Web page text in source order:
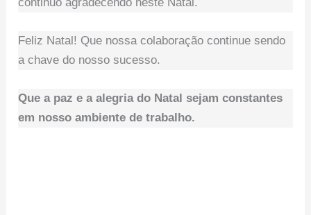
Feliz Natal! Que nossa colaboração continue sendo
a chave do nosso sucesso.
Que a paz e a alegria do Natal sejam constantes
em nosso ambiente de trabalho.